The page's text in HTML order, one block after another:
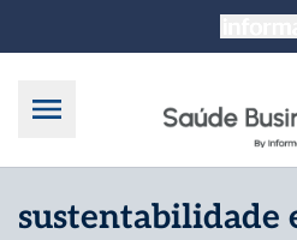
sustentabilidade